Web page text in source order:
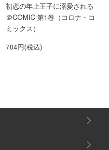
初恋の年上王子に溺愛される
＠COMIC 第1巻（コロナ・コ
ミックス）
704円(税込)